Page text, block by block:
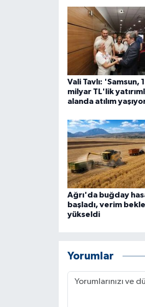
Vali Tavlı: 'Samsun,
milyar TL'lik
alanda atılım
Ağrı'da buğday
başladı, verim
yükseldi
Yorumlar